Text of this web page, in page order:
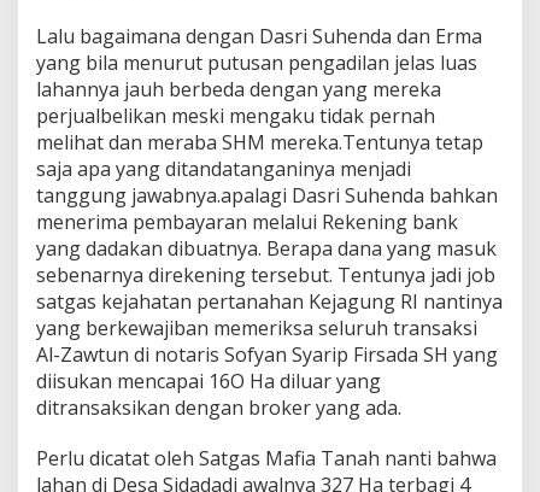
Lalu bagaimana dengan Dasri Suhenda dan Erma
yang bila menurut putusan pengadilan jelas luas
lahannya jauh berbeda dengan yang mereka
perjualbelikan meski mengaku tidak pernah
melihat dan meraba SHM mereka.Tentunya tetap
saja apa yang ditandatanganinya menjadi
tanggung jawabnya.apalagi Dasri Suhenda bahkan
menerima pembayaran melalui Rekening bank
yang dadakan dibuatnya. Berapa dana yang masuk
sebenarnya direkening tersebut. Tentunya jadi job
satgas kejahatan pertanahan Kejagung RI nantinya
yang berkewajiban memeriksa seluruh transaksi
Al-Zawtun di notaris Sofyan Syarip Firsada SH yang
diisukan mencapai 16O Ha diluar yang
ditransaksikan dengan broker yang ada.
Perlu dicatat oleh Satgas Mafia Tanah nanti bahwa
lahan di Desa Sidadadi awalnya 327 Ha terbagi 4